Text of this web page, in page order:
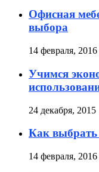
Офисная
выбора
14 февраля, 2016
Учимся
24 декабря, 2015
Как выбрать
14 февраля, 2016